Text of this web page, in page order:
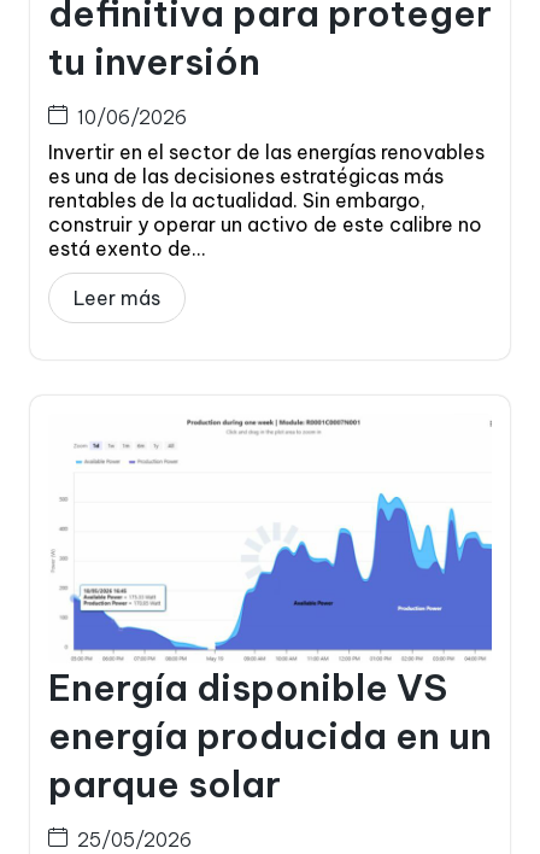
definitiva para proteger
tu inversión
10/06/2026
Invertir en el sector de las energías renovables
es una de las decisiones estratégicas más
rentables de la actualidad. Sin embargo,
construir y operar un activo de este calibre no
está exento de...
Leer más
Energía disponible VS
energía producida en un
parque solar
25/05/2026